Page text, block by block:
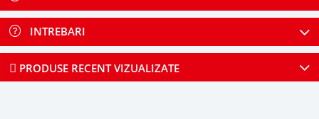
INTREBARI
PRODUSE RECENT VIZUALIZATE